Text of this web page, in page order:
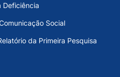
Deficiência
Social
da Primeira Pesquisa